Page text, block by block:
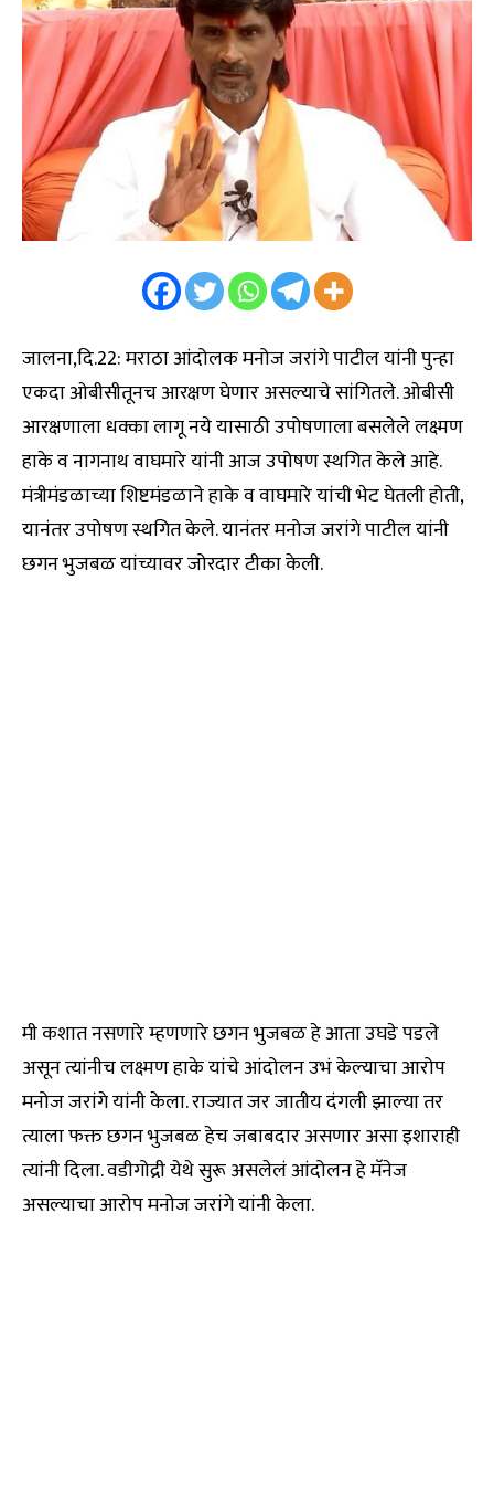
जालना,दि.22: मराठा आंदोलक मनोज जरांगे पाटील यांनी पुन्हा
एकदा ओबीसीतूनच आरक्षण घेणार असल्याचे सांगितले. ओबीसी
आरक्षणाला धक्का लागू नये यासाठी उपोषणाला बसलेले लक्ष्मण
हाके व नागनाथ वाघमारे यांनी आज उपोषण स्थगित केले आहे.
मंत्रीमंडळाच्या शिष्टमंडळाने हाके व वाघमारे यांची भेट घेतली होती,
यानंतर उपोषण स्थगित केले. यानंतर मनोज जरांगे पाटील यांनी
छगन भुजबळ यांच्यावर जोरदार टीका केली.
मी कशात नसणारे म्हणणारे छगन भुजबळ हे आता उघडे पडले
असून त्यांनीच लक्ष्मण हाके यांचे आंदोलन उभं केल्याचा आरोप
मनोज जरांगे यांनी केला. राज्यात जर जातीय दंगली झाल्या तर
त्याला फक्त छगन भुजबळ हेच जबाबदार असणार असा इशाराही
त्यांनी दिला. वडीगोद्री येथे सुरू असलेलं आंदोलन हे मॅनेज
असल्याचा आरोप मनोज जरांगे यांनी केला.